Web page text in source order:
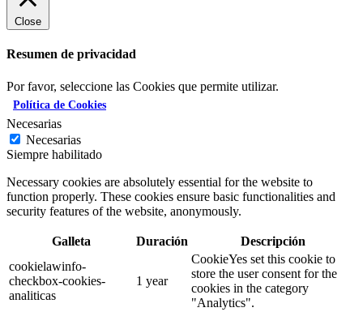
Close
Resumen de privacidad
Por favor, seleccione las Cookies que permite utilizar.
Política de Cookies
Necesarias
Necesarias
Siempre habilitado
Necessary cookies are absolutely essential for the website to
function properly. These cookies ensure basic functionalities and
security features of the website, anonymously.
Galleta Duración
Descripción
cookielawinfo-
checkbox-cookies-
analiticas
1 year
CookieYes set this cookie to
store the user consent for the
cookies in the category
"Analytics".